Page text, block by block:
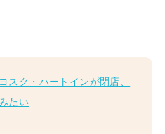
スク・ハートインが閉店、
たい